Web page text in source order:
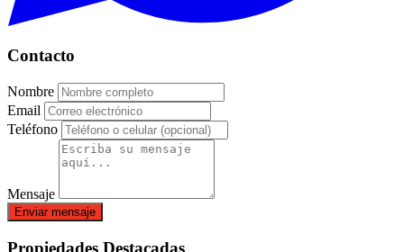
Contacto
Nombre
Email
Teléfono
Mensaje
Enviar mensaje
Propiedades Destacadas